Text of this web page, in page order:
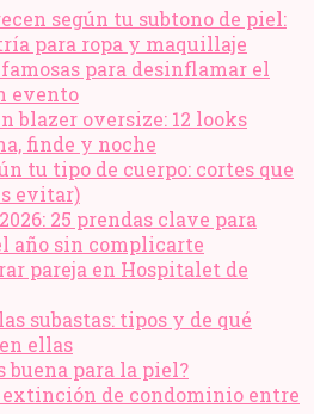
según tu subtono de piel:
para ropa y maquillaje
para desinflamar el
evento
blazer oversize: 12 looks
finde y noche
tu tipo de cuerpo: cortes que
evitar)
25 prendas clave para
año sin complicarte
pareja en Hospitalet de
subastas: tipos y de qué
ellas
buena para la piel?
extinción de condominio entre